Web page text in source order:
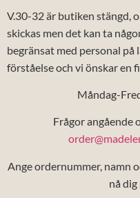
V.30-32 är butiken stängd,
skickas men det kan ta
begränsat med personal på
förståelse och vi önskar en
Måndag-
Frågor angående
Ange ordernummer, namn
nå dig